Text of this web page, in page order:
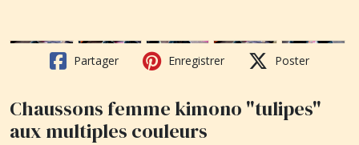
Partager Enregistrer Poster
Chaussons femme kimono "tulipes"
aux multiples couleurs